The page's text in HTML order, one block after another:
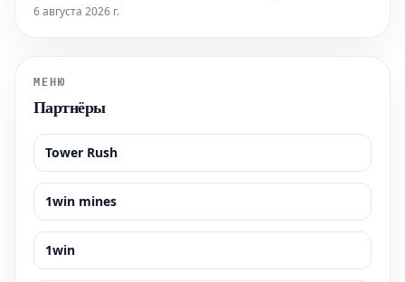
команду. 24-летний футболист подписал контракт с клубом
6 августа 2026 г.
МЕНЮ
Партнёры
Tower Rush
1win mines
1win